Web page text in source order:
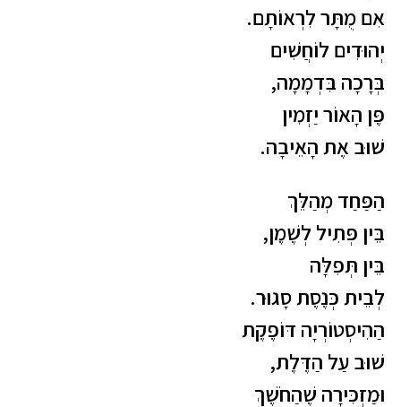
אִם מֻתָּר לִרְאוֹתָם.
יְהוּדִים לוֹחֲשִׁים
בְּרָכָה בִּדְמָמָה,
פֶּן הָאוֹר יַזְמִין
שׁוּב אֶת הָאֵיבָה.
הַפַּחַד מְהַלֵּךְ
בֵּין פְּתִיל לְשֶׁמֶן,
בֵּין תְּפִלָּה
לְבֵית כְּנֶסֶת סָגוּר.
הַהִיסְטוֹרְיָה דּוֹפֶקֶת
שׁוּב עַל הַדֶּלֶת,
וּמַזְכִּירָה שֶׁהַחֹשֶׁךְ